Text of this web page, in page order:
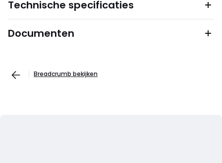
Technische specificaties
Documenten
Breadcrumb bekijken